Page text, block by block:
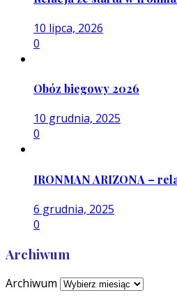
10 lipca, 2026
0
Obóz biegowy 2026
10 grudnia, 2025
0
IRONMAN ARIZONA –
6 grudnia, 2025
0
Archiwum
Archiwum